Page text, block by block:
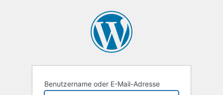
Benutzername oder E-Mail-Adresse